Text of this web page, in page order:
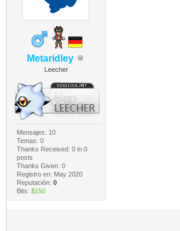
Metaridley
Leecher
Mensajes: 10
Temas: 0
Thanks Received: 0in 0
posts
Thanks Given: 0
Registro en: May 2020
Reputación: 0
Bits: $150